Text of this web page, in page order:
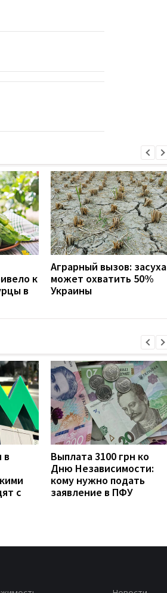
к
в
Аграрный вызов: засуха
может охватить 50%
Украины
в
с
Выплата 3100 грн ко
Дню Независимости:
кому нужно подать
заявление в ПФУ